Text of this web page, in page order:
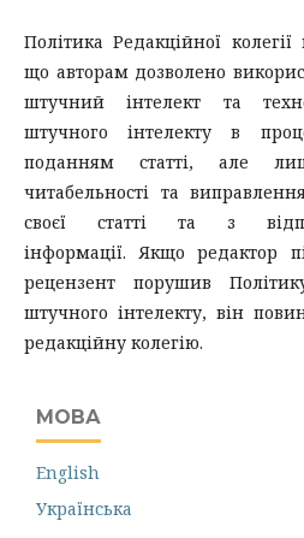
Політика Редакційної
що авторам дозволено
штучний інтелект та
штучного інтелекту в
поданням статті, але
читабельності та
своєї статті та з
інформації. Якщо редактор
рецензент порушив
штучного інтелекту, він
редакційну колегію.
МОВА
English
Українська